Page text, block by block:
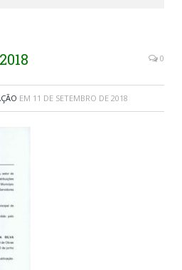
0
EM 11 DE SETEMBRO DE 2018